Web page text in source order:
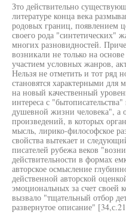
Зто действительно
литературе конца века
родовых границ, появлением
своего рода "синтетических"
многих разновидностей.
возникали не только на
участием условных жанров,
Нельзя не отметить и тот ряд
становятся характерными
на новый качественный
интереса с
душевной жизни человека", а
произведений, в которых
мысль, лирико-философское
свойства вытекает и
писателей рубежа веков
действительности в формах
авторское осмысление
действенной авторской
эмоциональных за счет
вызвало "тщательный отбор
развернутое описание"